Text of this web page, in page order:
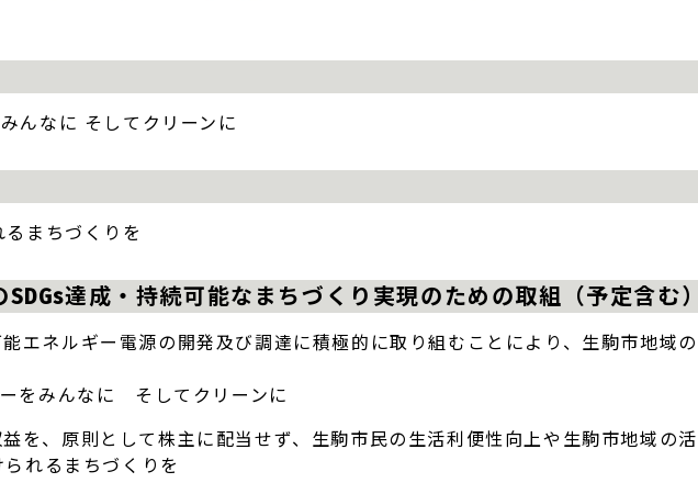
んなに そしてクリーンに
るまちづくりを
達成・持続可能なまちづくり実現のための取組（予定含む）
能エネルギー電源の開発及び調達に積極的に取り組むことにより、生駒市地域
をみんなに そしてクリーンに
益を、原則として株主に配当せず、生駒市民の生活利便性向上や生駒市地域の
れるまちづくりを